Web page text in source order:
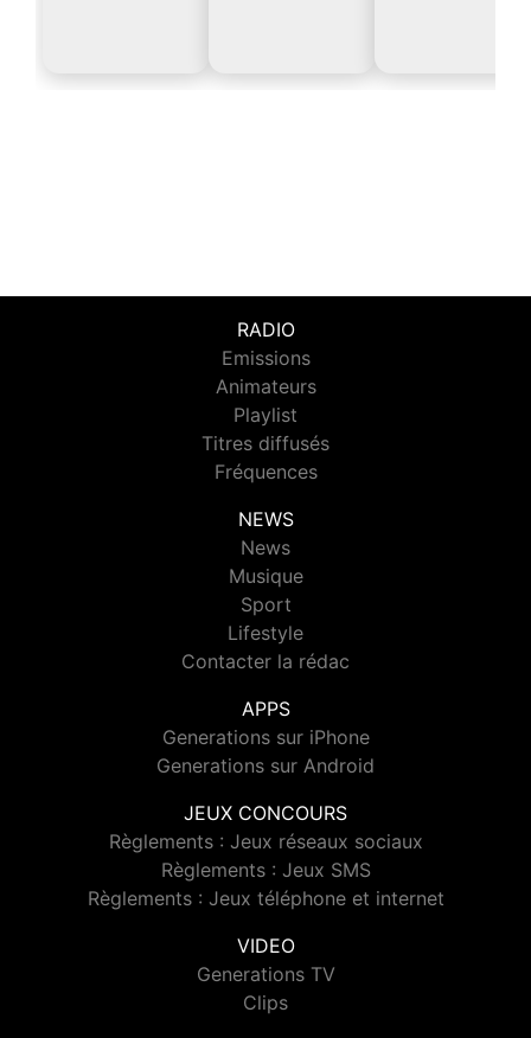
RADIO
Emissions
Animateurs
Playlist
Titres diffusés
Fréquences
NEWS
News
Musique
Sport
Lifestyle
Contacter la rédac
APPS
Generations sur iPhone
Generations sur Android
JEUX CONCOURS
Règlements : Jeux réseaux sociaux
Règlements : Jeux SMS
Règlements : Jeux téléphone et internet
VIDEO
Generations TV
Clips